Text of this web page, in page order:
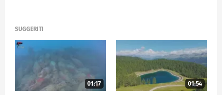
SUGGERITI
01:17 01:54